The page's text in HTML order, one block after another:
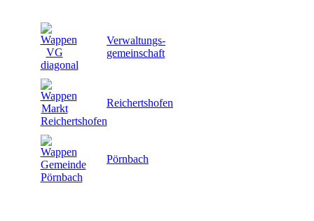
Verwaltungs-
gemeinschaft
Reichertshofen
Pörnbach